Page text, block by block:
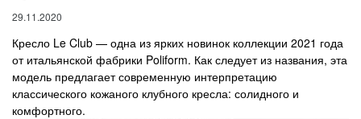
29.11.2020
Кресло Le Club — одна из ярких новинок коллекции 2021 года
от итальянской фабрики Poliform. Как следует из названия, эта
модель предлагает современную интерпретацию
классического кожаного клубного кресла: солидного и
комфортного.